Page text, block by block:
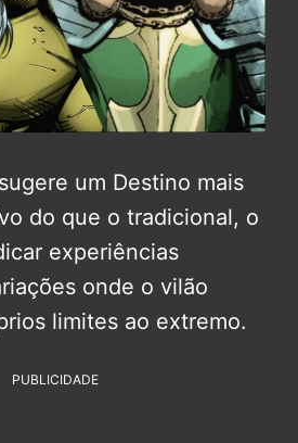
um Destino mais
do que o tradicional, o
experiências
onde o vilão
limites ao extremo.
PUBLICIDADE